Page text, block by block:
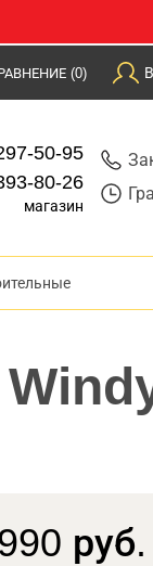
(0)
50-95
80-26
магазин
руб.